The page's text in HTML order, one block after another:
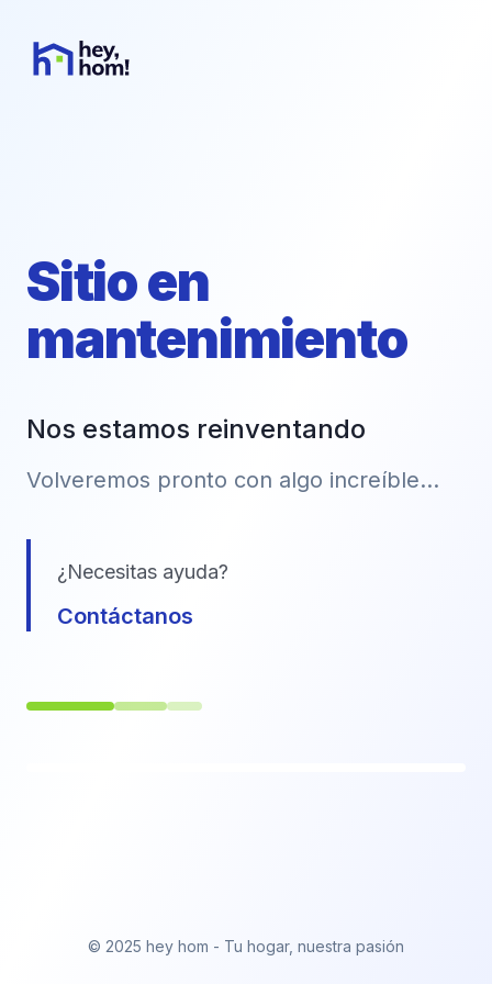
Sitio en
mantenimiento
Nos estamos reinventando
Volveremos pronto con algo increíble...
¿Necesitas ayuda?
Contáctanos
© 2025 hey hom - Tu hogar, nuestra pasión